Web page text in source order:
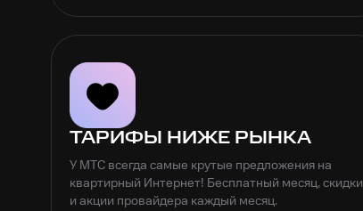
ТАРИФЫ НИЖЕ РЫНКА
У МТС всегда самые крутые предложения на
квартирный Интернет! Бесплатный месяц, скидки
и акции провайдера каждый месяц.